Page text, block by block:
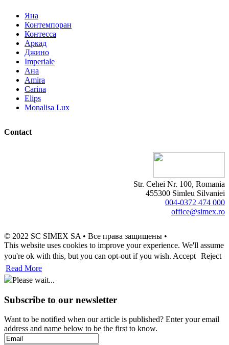
Яна
Контемпоран
Контесса
Аркад
Джино
Imperiale
Ана
Amira
Carina
Elips
Monalisa Lux
Contact
Str. Cehei Nr. 100, Romania
455300 Simleu Silvaniei
004-0372 474 000
office@simex.ro
© 2022 SC SIMEX SA • Все права защищены •
This website uses cookies to improve your experience. We'll assume
you're ok with this, but you can opt-out if you wish. Accept Reject
Read More
Please wait...
Subscribe to our newsletter
Want to be notified when our article is published? Enter your email
address and name below to be the first to know.